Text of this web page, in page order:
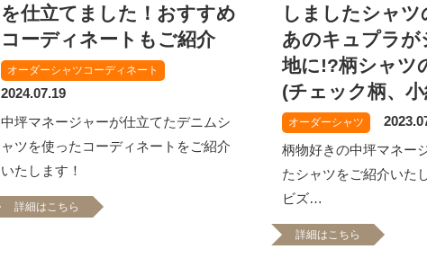
を仕立てました！おすすめ
コーディネートもご紹介
オーダーシャツコーディネート
2024.07.19
中坪マネージャーが仕立てたデニムシ
ャツを使ったコーディネートをご紹介
いたします！
詳細はこちら
しましたシャツ
あのキュプラが
地に!?柄シャツ
(チェック柄、
オーダーシャツ
柄物好きの中坪マネー
たシャツをご紹介いた
ビズ…
詳細はこちら